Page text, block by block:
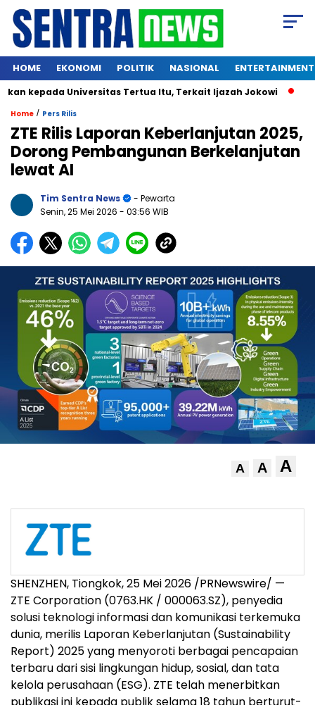
HOME EKONOMI POLITIK NASIONAL ENTERTAINMENT
Universitas Tertua Itu, Terkait Ijazah Jokowi Kucing
Home / Pers Rilis
ZTE Rilis Laporan Keberlanjutan 2025,
Dorong Pembangunan Berkelanjutan
lewat AI
Tim Sentra News
- Pewarta
Senin, 25 Mei 2026 - 03:56 WIB
A A A
SHENZHEN, Tiongkok, 25 Mei 2026 /PRNewswire/ —
ZTE Corporation (0763.HK / 000063.SZ), penyedia
solusi teknologi informasi dan komunikasi terkemuka
dunia, merilis Laporan Keberlanjutan (Sustainability
Report) 2025 yang menyoroti berbagai pencapaian
terbaru dari sisi lingkungan hidup, sosial, dan tata
kelola perusahaan (ESG). ZTE telah menerbitkan